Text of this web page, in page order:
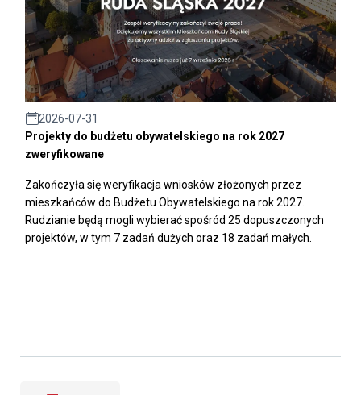
2026-07-31
Projekty do budżetu obywatelskiego na rok 2027
zweryfikowane
Zakończyła się weryfikacja wniosków złożonych przez
mieszkańców do Budżetu Obywatelskiego na rok 2027.
Rudzianie będą mogli wybierać spośród 25 dopuszczonych
projektów, w tym 7 zadań dużych oraz 18 zadań małych.